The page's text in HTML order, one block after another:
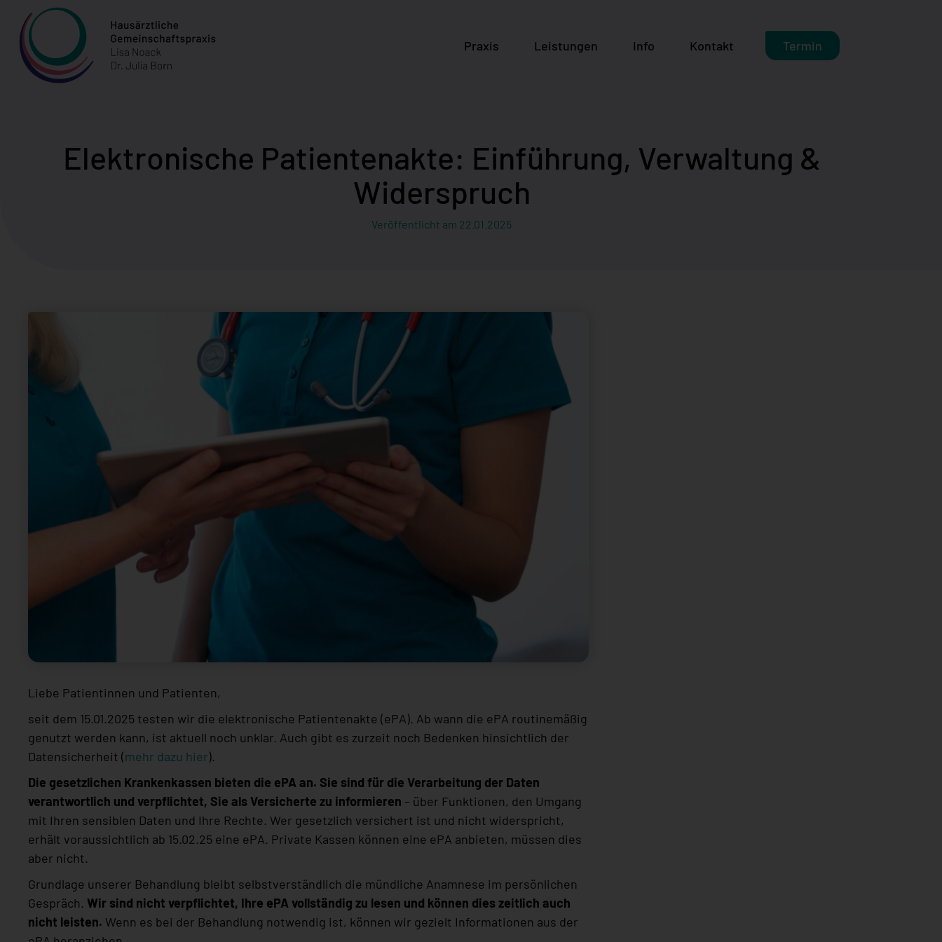
Praxis Leistungen Info Kontakt Termin
Elektronische Patientenakte: Einführung, Verwaltung &
Widerspruch
Veröffentlicht am 22.01.2025
Liebe Patientinnen und Patienten,
seit dem 15.01.2025 testen wir die elektronische Patientenakte (ePA). Ab wann die ePA routinemäßig
genutzt werden kann, ist aktuell noch unklar. Auch gibt es zurzeit noch Bedenken hinsichtlich der
Datensicherheit (mehr dazu hier).
Die gesetzlichen Krankenkassen bieten die ePA an. Sie sind für die Verarbeitung der Daten
verantwortlich und verpflichtet, Sie als Versicherte zu informieren – über Funktionen, den Umgang
mit Ihren sensiblen Daten und Ihre Rechte. Wer gesetzlich versichert ist und nicht widerspricht,
erhält voraussichtlich ab 15.02.25 eine ePA. Private Kassen können eine ePA anbieten, müssen dies
aber nicht.
Grundlage unserer Behandlung bleibt selbstverständlich die mündliche Anamnese im persönlichen
Gespräch.Wir sind nicht verpflichtet, Ihre ePA vollständig zu lesen und können dies zeitlich auch
nicht leisten. Wenn es bei der Behandlung notwendig ist, können wir gezielt Informationen aus der